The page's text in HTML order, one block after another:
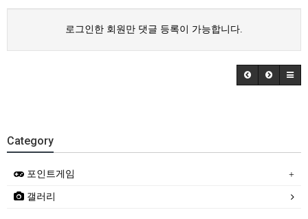
로그인한 회원만 댓글 등록이 가능합니다.
Category
포인트게임
갤러리